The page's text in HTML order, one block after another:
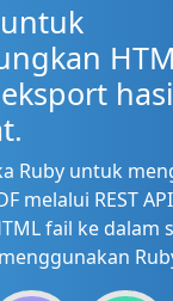
Ruby untuk
melalui REST
fail ke dalam